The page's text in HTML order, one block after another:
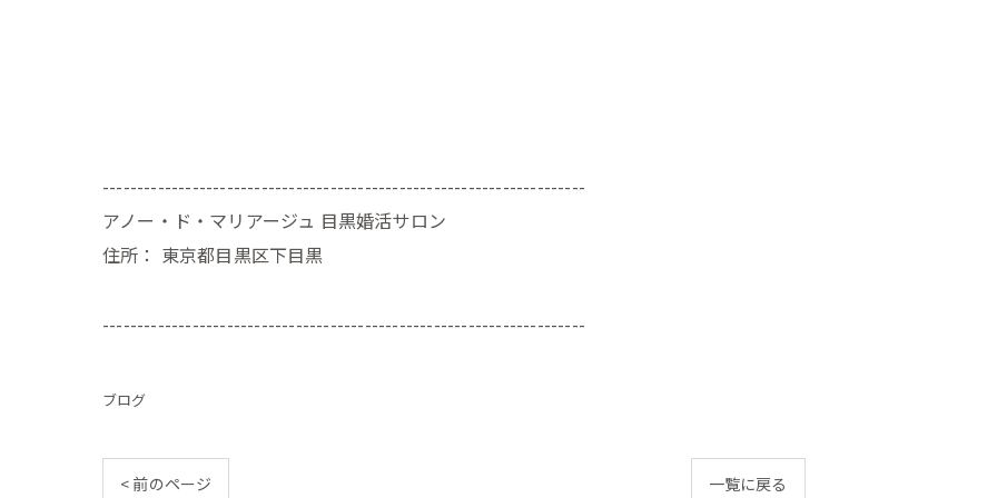
----------------------------------------------------------------------
アノー・ド・マリアージュ 目黒婚活サロン
住所： 東京都目黒区下目黒
----------------------------------------------------------------------
ブログ
< 前のページ 一覧に戻る